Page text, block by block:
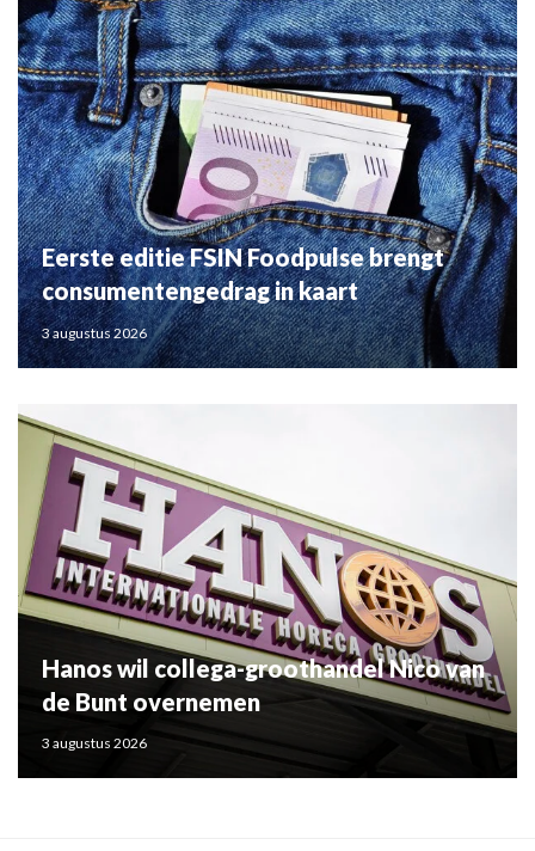
Eerste editie FSIN Foodpulse brengt
consumentengedrag in kaart
3 augustus 2026
Hanos wil collega-groothandel Nico van
de Bunt overnemen
3 augustus 2026